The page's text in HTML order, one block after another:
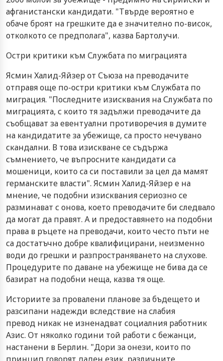
афганистански кандидати. "Твърде вероятно е
обаче броят на грешките да е значително по-висок,
отколкото се предполага", казва Бартолучи.
Остри критики към Службата по миграцията
Ясмин Халид-Яйзер от Съюза на преводачите
отправя още по-остри критики към Службата по
миграция. "Последните изисквания на Службата по
миграцията, с които тя задължи преводачите да
съобщават за евентуални противоречия в думите
на кандидатите за убежище, са просто нечувано
скандални. В това изискване се съдържа
съмнението, че въпросните кандидати са
мошеници, които са си поставили за цел да мамят
германските власти". Ясмин Халид-Яйзер е на
мнение, че подобни изисквания сериозно се
разминават с онова, което преводачите би следвало
да могат да правят. А и предоставянето на подобни
права в ръцете на преводачи, които често пъти не
са достатъчно добре квалифицирани, неизменно
води до грешки и разпространяването на слухове.
Процедурите по даване на убежище не бива да се
базират на подобни неща, казва тя още.
Историите за провалени планове за бъдещето и
разсипани надежди вследствие на слабия
превод никак не изненадват социалния работник
Азис. От няколко години той работи с бежанци,
настанени в Берлин. "Дори за онези, които по